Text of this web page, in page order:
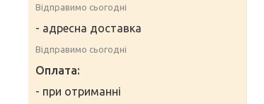
Відправимо сьогодні
- адресна доставка
Відправимо сьогодні
Оплата:
- при отриманні